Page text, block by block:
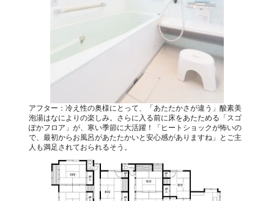
アフター：冷え性の奥様にとって、「あたたかさが違う」酸素美
泡湯はなによりの楽しみ。さらに入る前に床をあたためる「スゴ
ぽかフロア」が、寒い季節に大活躍！「ヒートショックが怖いの
で、最初からお風呂があたたかいと安心感がありますね」とご主
人も満足されておられるそう。